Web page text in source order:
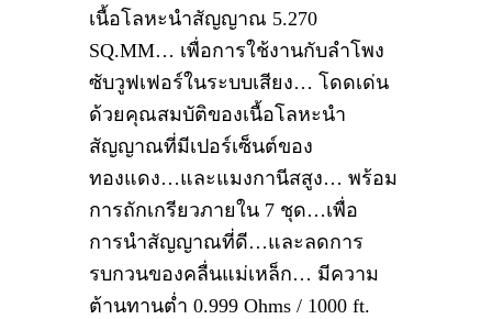
เนื้อโลหะนำสัญญาณ 5.270
SQ.MM… เพื่อการใช้งานกับลำโพง
ซับวูฟเฟอร์ในระบบเสียง… โดดเด่น
ด้วยคุณสมบัติของเนื้อโลหะนำ
สัญญาณที่มีเปอร์เซ็นต์ของ
ทองแดง…และแมงกานีสสูง… พร้อม
การถักเกรียวภายใน 7 ชุด…เพื่อ
การนำสัญญาณที่ดี…และลดการ
รบกวนของคลื่นแม่เหล็ก… มีความ
ต้านทานต่ำ 0.999 Ohms / 1000 ft.